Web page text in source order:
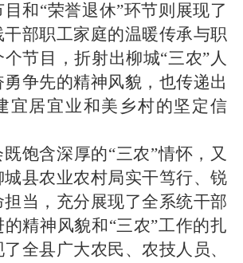
和“荣誉退休”环节则展现了
部职工家庭的温暖传承与职
节目，折射出柳城“三农”人
争先的精神风貌，也传递出
宜居宜业和美乡村的坚定信
饱含深厚的“三农”情怀，又
县农业农村局实干笃行、锐
当，充分展现了全系统干部
精神风貌和“三农”工作的扎
全县广大农民、农技人员、